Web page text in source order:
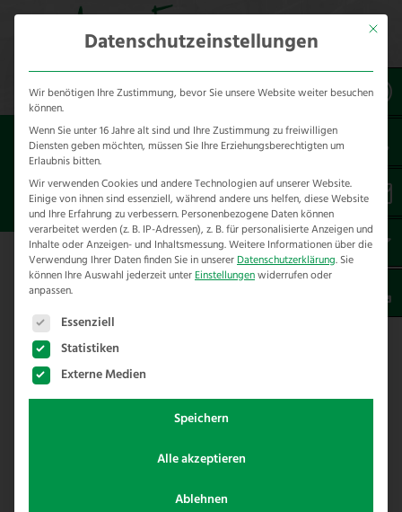
Sie sind hier:2025 Juni 11.
Juni 11, 2025
Mit
Datenschutzeinstellungen
Wir benötigen Ihre Zustimmung, bevor Sie unsere Website weiter besuchen
können.
Wenn Sie unter 16 Jahre alt sind und Ihre Zustimmung zu freiwilligen
Diensten geben möchten, müssen Sie Ihre Erziehungsberechtigten um
Erlaubnis bitten.
Wir verwenden Cookies und andere Technologien auf unserer Website.
Einige von ihnen sind essenziell, während andere uns helfen, diese Website
und Ihre Erfahrung zu verbessern. Personenbezogene Daten können
verarbeitet werden (z. B. IP-Adressen), z. B. für personalisierte Anzeigen und
Inhalte oder Anzeigen- und Inhaltsmessung.Weitere Informationen über die
Verwendung Ihrer Daten finden Sie in unsererDatenschutzerklärung. Sie
können Ihre Auswahl jederzeit unterEinstellungenwiderrufen oder
anpassen.
Es folgt eine Liste der Service-Gruppen, für die eine
Essenziell
Statistiken
Externe Medien
Speichern
Alle akzeptieren
Ablehnen